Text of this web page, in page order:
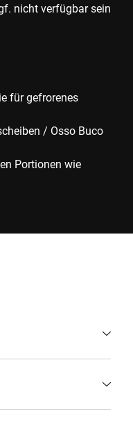
nicht verfügbar sein
für gefrorenes
/ Osso Buco
Portionen wie